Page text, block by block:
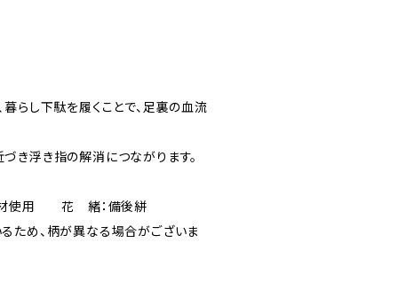
らし下駄を履くことで、足裏の血流
き浮き指の解消につながります。
材使用 花 緒：備後絣
ため、柄が異なる場合がございま